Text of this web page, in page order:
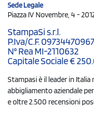
Sede Legale
Piazza IV Novembre, 4 -
StampaSi s.r.l.
P.Iva/C.F. 09734470967
N° Rea MI-2110632
Capitale Sociale €
Stampasi è il leader in
abbigliamento aziendale
e oltre 2.500 recensioni